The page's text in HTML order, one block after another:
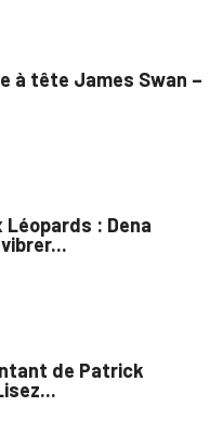
à tête James Swan –
Léopards : Dena
de Patrick